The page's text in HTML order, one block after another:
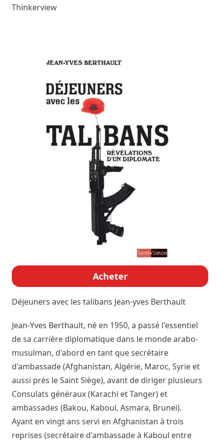
Thinkerview
Acheter
Déjeuners avec les talibans Jean-yves Berthault
Jean-Yves Berthault, né en 1950, a passé l'essentiel
de sa carrière diplomatique dans le monde arabo-
musulman, d'abord en tant que secrétaire
d'ambassade (Afghanistan, Algérie, Maroc, Syrie et
aussi près le Saint Siège), avant de diriger plusieurs
Consulats généraux (Karachi et Tanger) et
ambassades (Bakou, Kaboul, Asmara, Brunei).
Ayant en vingt ans servi en Afghanistan à trois
reprises (secrétaire d'ambassade à Kaboul entre